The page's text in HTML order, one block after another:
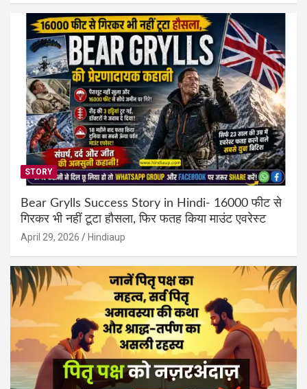
STORY
Bear Grylls Success Story in Hindi- 16000 फीट से
गिरकर भी नहीं टूटा हौसला, फिर फतह किया माउंट एवरेस्ट
April 29, 2026 Hindiaup